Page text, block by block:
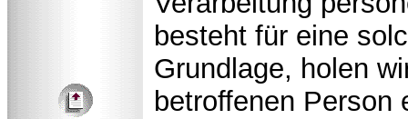
besteht für eine
Grundlage, holen
betroffenen Person